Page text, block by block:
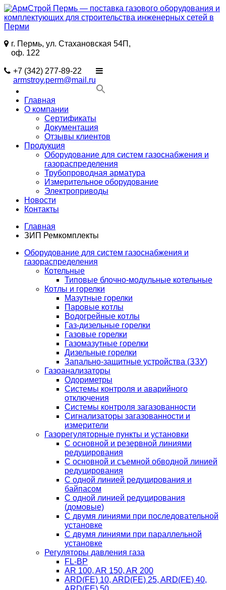
Перейти
к
содержимому
АрмСтрой
—
поставка
оборудования
комплектующих
строительства
инженерных
сетей
Поставки
газового
оборудования
комплектующих
строительства
г. Пермь, ул. Стахановская 54П,
оф. 122
+7 (342) 277-89-22
armstroy.perm@mail.ru
Главная
О компании
Сертификаты
Документация
Отзывы клиентов
Продукция
Оборудование для систем газоснабжения и
газораспределения
Трубопроводная арматура
Измерительное оборудование
Электроприводы
Новости
Контакты
Главная
ЗИП Ремкомплекты
Оборудование для систем газоснабжения и
газораспределения
Котельные
Типовые блочно-модульные котельные
Котлы и горелки
Мазутные горелки
Паровые котлы
Водогрейные котлы
Газ-дизельные горелки
Газовые горелки
Газомазутные горелки
Дизельные горелки
Запально-защитные устройства (ЗЗУ)
Газоанализаторы
Одориметры
Системы контроля и аварийного
отключения
Системы контроля загазованности
Сигнализаторы загазованности и
измерители
Газорегуляторные пункты и установки
С основной и резервной линиями
редуцирования
С основной и съемной обводной линией
редуцирования
С одной линией редуцирования и
байпасом
С одной линией редуцирования
(домовые)
С двумя линиями при последовательной
установке
C двумя линиями при параллельной
установке
Регуляторы давления газа
FL-BP
AR 100, AR 150, AR 200
ARD(FE) 10, ARD(FE) 25, ARD(FE) 40,